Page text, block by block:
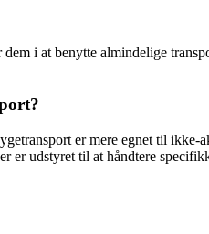
i at benytte almindelige
er mere egnet til
er udstyret til at håndtere